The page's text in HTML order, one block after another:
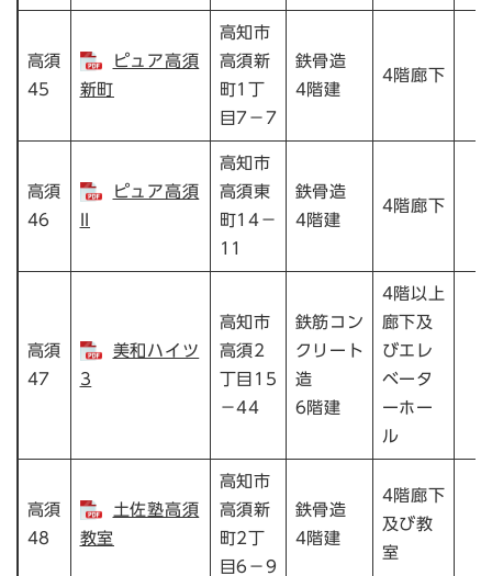
高須
45
ピュア高須
新町
高知市
高須新
町1丁
目7－7
鉄骨造
4階建
4階廊下
高須
46
ピュア高須
II
高知市
高須東
町14－
11
鉄骨造
4階建
4階廊下
高須
47
美和ハイツ
3
高知市
高須2
丁目15
－44
鉄筋コン
クリート
造
6階建
4階以上
廊下及
びエレ
ベータ
ーホー
ル
高須
48
土佐塾高須
教室
高知市
高須新
町2丁
目6－9
鉄骨造
4階建
4階廊下
及び教
室